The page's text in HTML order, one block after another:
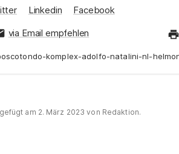
Auf Social Media teilen:
Linkedin Facebook
via Email empfehlen
komplex-adolfo-natalini-nl-
am 2. März 2023 von Redaktion.